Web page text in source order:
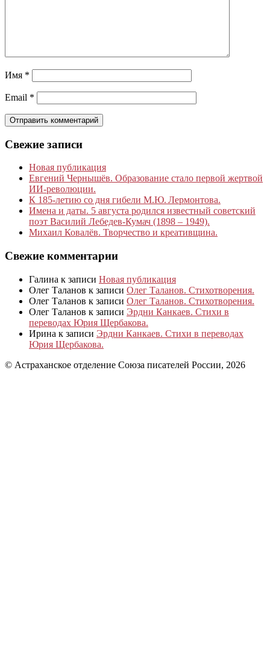
Имя *
Email *
Свежие записи
Новая публикация
Евгений Чернышёв. Образование стало первой жертвой
ИИ-революции.
К 185‑летию со дня гибели М.Ю. Лермонтова.
Имена и даты. 5 августа родился известный советский
поэт Василий Лебедев-Кумач (1898 – 1949).
Михаил Ковалёв. Творчество и креативщина.
Свежие комментарии
Галина к записи Новая публикация
Олег Таланов к записи Олег Таланов. Стихотворения.
Олег Таланов к записи Олег Таланов. Стихотворения.
Олег Таланов к записи Эрдни Канкаев. Стихи в
переводах Юрия Щербакова.
Ирина к записи Эрдни Канкаев. Стихи в переводах
Юрия Щербакова.
© Астраханское отделение Союза писателей России, 2026